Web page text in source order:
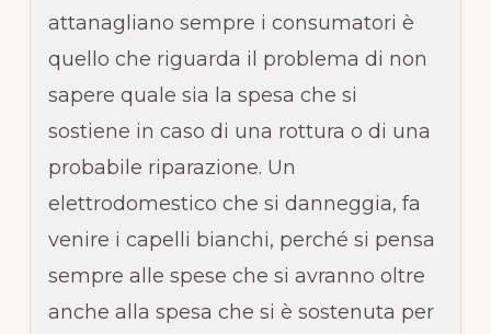
attanagliano sempre i consumatori è
quello che riguarda il problema di non
sapere quale sia la spesa che si
sostiene in caso di una rottura o di una
probabile riparazione. Un
elettrodomestico che si danneggia, fa
venire i capelli bianchi, perché si pensa
sempre alle spese che si avranno oltre
anche alla spesa che si è sostenuta per